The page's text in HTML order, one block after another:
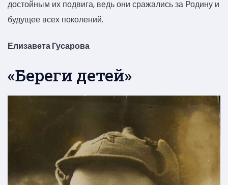
достойным их подвига, ведь они сражались за Родину и
будущее всех поколений.
Елизавета Гусарова
«Береги детей»